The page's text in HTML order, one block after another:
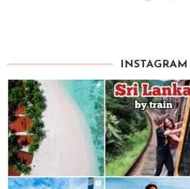
INSTAGRAM